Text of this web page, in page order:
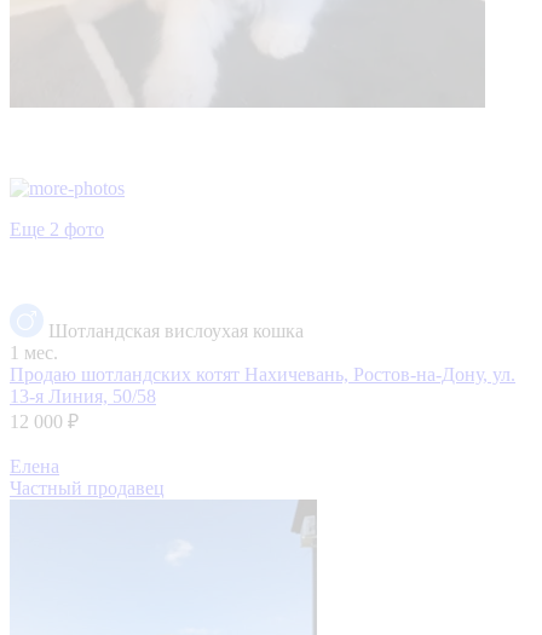
Еще 2 фото
Шотландская вислоухая кошка
1 мес.
Продаю шотландских котят Нахичевань, Ростов-на-Дону, ул.
13-я Линия, 50/58
12 000 ₽
Елена
Частный продавец